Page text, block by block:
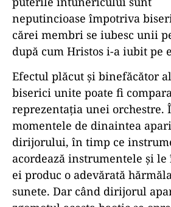
neputincioase împotriva
cărei membri se iubesc unii
după cum Hristos i-a iubit pe
Efectul plăcut şi binefăcător
biserici unite poate fi
reprezentaţia unei orchestre.
momentele de dinaintea
dirijorului, în timp ce
acordează instrumentele şi le
ei produc o adevărată
sunete. Dar când dirijorul